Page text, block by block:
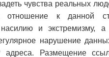
чувства реальных
к данной
и экстремизму, а
нарушение
адреса. Размещение